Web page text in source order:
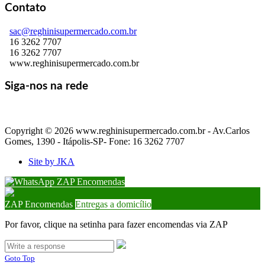
Contato
sac@reghinisupermercado.com.br
16 3262 7707
16 3262 7707
www.reghinisupermercado.com.br
Siga-nos na rede
Copyright © 2026 www.reghinisupermercado.com.br - Av.Carlos
Gomes, 1390 - Itápolis-SP- Fone: 16 3262 7707
Site by JKA
ZAP Encomendas
ZAP Encomendas Entregas a domicílio
Por favor, clique na setinha para fazer encomendas via ZAP
Goto Top